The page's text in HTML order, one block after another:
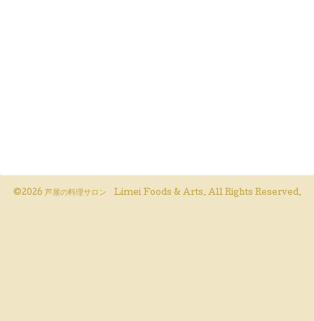
©2026 芦屋の料理サロン Limei Foods & Arts. All Rights Reserved.